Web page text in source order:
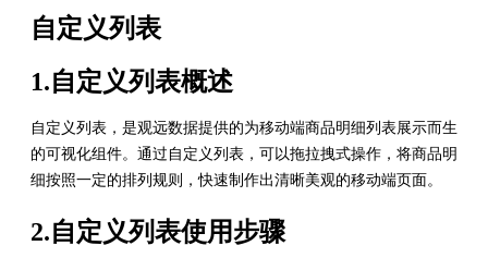
自定义列表
1.自定义列表概述
自定义列表，是观远数据提供的为移动端商品明细列表展示而生
的可视化组件。通过自定义列表，可以拖拉拽式操作，将商品明
细按照一定的排列规则，快速制作出清晰美观的移动端页面。
2.自定义列表使用步骤